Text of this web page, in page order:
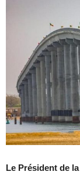
Le Président de